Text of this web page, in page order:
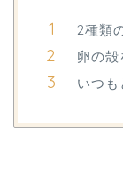
2種類
卵の
いつも